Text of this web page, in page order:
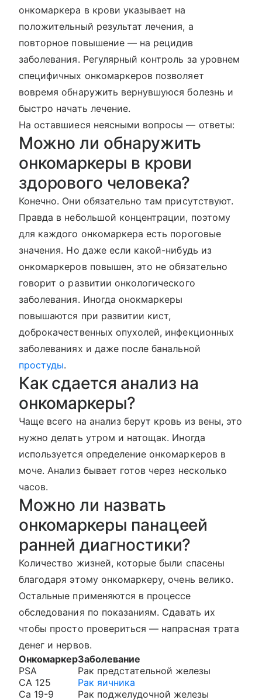
онкомаркера в крови указывает на
положительный результат лечения, а
повторное повышение — на рецидив
заболевания. Регулярный контроль за уровнем
специфичных онкомаркеров позволяет
вовремя обнаружить вернувшуюся болезнь и
быстро начать лечение.
На оставшиеся неясными вопросы — ответы:
Можно ли обнаружить
онкомаркеры в крови
здорового человека?
Конечно. Они обязательно там присутствуют.
Правда в небольшой концентрации, поэтому
для каждого онкомаркера есть пороговые
значения. Но даже если какой-нибудь из
онкомаркеров повышен, это не обязательно
говорит о развитии онкологического
заболевания. Иногда онокмаркеры
повышаются при развитии кист,
доброкачественных опухолей, инфекционных
заболеваниях и даже после банальной
простуды.
Как сдается анализ на
онкомаркеры?
Чаще всего на анализ берут кровь из вены, это
нужно делать утром и натощак. Иногда
используется определение онкомаркеров в
моче. Анализ бывает готов через несколько
часов.
Можно ли назвать
онкомаркеры панацеей
ранней диагностики?
Количество жизней, которые были спасены
благодаря этому онкомаркеру, очень велико.
Остальные применяются в процессе
обследования по показаниям. Сдавать их
чтобы просто провериться — напрасная трата
денег и нервов.
ОнкомаркерЗаболевание
PSA
Рак предстательной железы
СА 125
Рак яичника
Сa 19-9
Рак поджелудочной железы